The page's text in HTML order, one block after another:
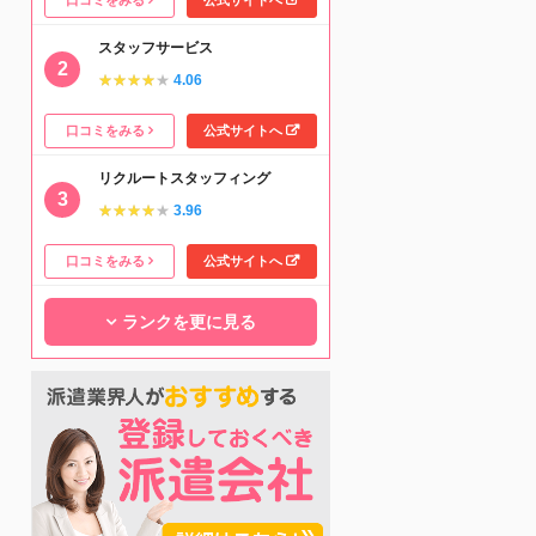
スタッフサービス
★★★★★
★★★★★ 4.06
口コミをみる 公式サイトへ
リクルートスタッフィング
★★★★★
★★★★★ 3.96
口コミをみる 公式サイトへ
ランクを更に見る